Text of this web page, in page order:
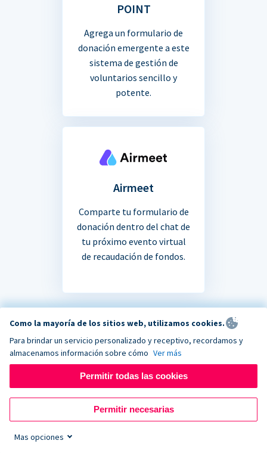
POINT
Agrega un formulario de
donación emergente a este
sistema de gestión de
voluntarios sencillo y
potente.
Airmeet
Comparte tu formulario de
donación dentro del chat de
tu próximo evento virtual
de recaudación de fondos.
¿No estás seguro si tu
aplicación favorita se
integra?
Como la mayoría de los sitios web, utilizamos cookies.
Para brindar un servicio personalizado y receptivo, recordamos y
almacenamos información sobre cómo Ver más
Permitir todas las cookies
Permitir necesarias
Mas opciones